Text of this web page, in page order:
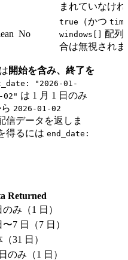
まれていなけ
No
true （かつ
windows[]
配列
合は無視され
開始を含み、終了を
"2026-01-
02" は 1 月 1 日のみ
2026-01-02
信データを返しま
得るには end_date:
Returned
み（1 日）
7 日（7 日）
31 日）
のみ（1 日）